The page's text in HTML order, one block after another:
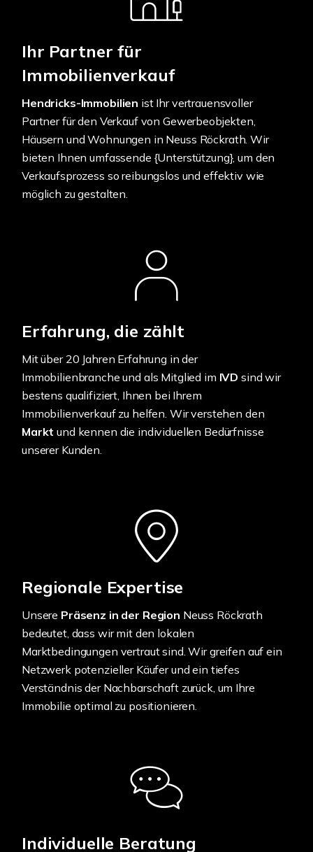
Ihr Partner für
Immobilienverkauf
Hendricks-Immobilien ist Ihr vertrauensvoller
Partner für den Verkauf von Gewerbeobjekten,
Häusern und Wohnungen in Neuss Röckrath. Wir
bieten Ihnen umfassende {Unterstützung}, um den
Verkaufsprozess so reibungslos und effektiv wie
möglich zu gestalten.
Erfahrung, die zählt
Mit über 20 Jahren Erfahrung in der
Immobilienbranche und als Mitglied im IVD sind wir
bestens qualifiziert, Ihnen bei Ihrem
Immobilienverkauf zu helfen. Wir verstehen den
Markt und kennen die individuellen Bedürfnisse
unserer Kunden.
Regionale Expertise
Unsere Präsenz in der Region Neuss Röckrath
bedeutet, dass wir mit den lokalen
Marktbedingungen vertraut sind. Wir greifen auf ein
Netzwerk potenzieller Käufer und ein tiefes
Verständnis der Nachbarschaft zurück, um Ihre
Immobilie optimal zu positionieren.
Individuelle Beratung